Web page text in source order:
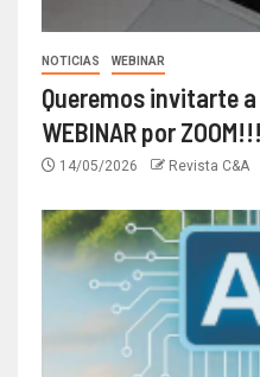
NOTICIAS WEBINAR
Queremos invitarte
WEBINAR por ZOOM!!!
14/05/2026 Revista C&A